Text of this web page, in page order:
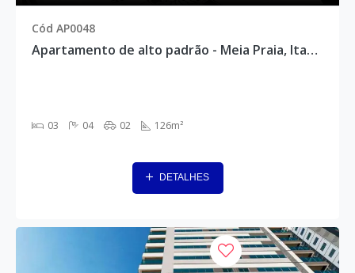
Cód AP0048
Apartamento de alto padrão - Meia Praia, Itapema - AP0048
03 04 02 126m²
DETALHES